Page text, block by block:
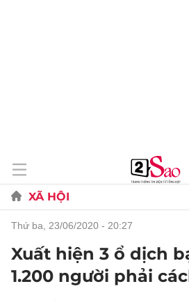
XÃ HỘI
thứ ba, 23/06/2020 - 20:27
Xuất hiện 3 ổ dịch
1.200 người phải